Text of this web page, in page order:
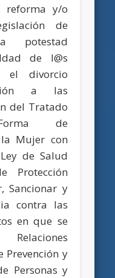
reforma y/o
de
potestad
de l@s
el divorcio
a las
del Tratado
de
Mujer con
de Salud
Protección
Sancionar y
contra las
en que se
Prevención y
Personas y